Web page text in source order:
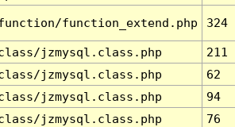
function_extend.php 324
jzmysql.class.php
211
jzmysql.class.php
62
jzmysql.class.php
94
jzmysql.class.php 76